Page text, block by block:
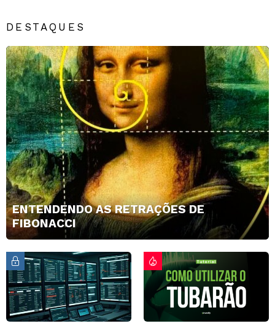
DESTAQUES
ENTENDENDO AS RETRAÇÕES DE
FIBONACCI